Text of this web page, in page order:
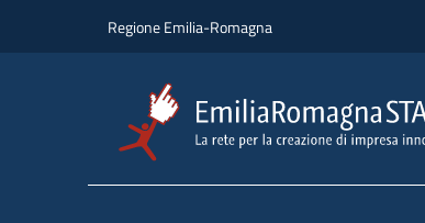
Regione Emilia-Romagna